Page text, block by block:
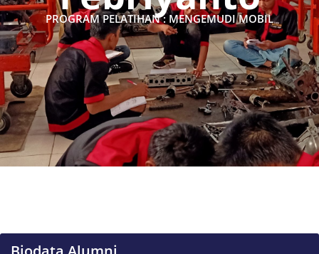
PROGRAM PELATIHAN : MENGEMUDI MOBIL